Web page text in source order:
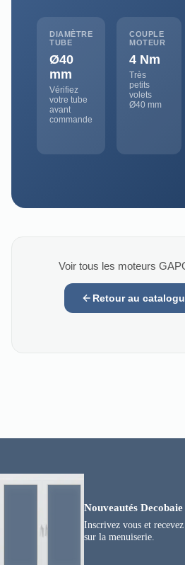
DIAMÈTRE
TUBE
Ø40
mm
Vérifiez
votre tube
avant
commande
COUPLE
MOTEUR
4 Nm
Très
petits
volets
Ø40 mm
Voir tous les moteurs
Retour au
Nouveautés
Inscrivez vous et
sur la menuiserie.